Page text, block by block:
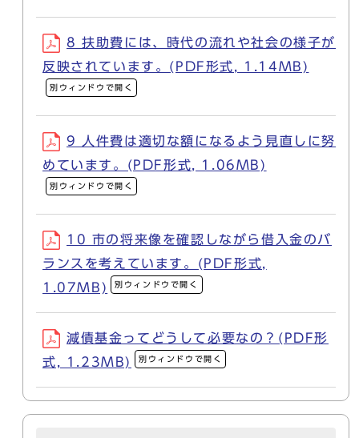
8 扶助費には、時代の流れや社会の様子が
反映されています。(PDF形式, 1.14MB)
別ウィンドウで開く
9 人件費は適切な額になるよう見直しに努
めています。(PDF形式, 1.06MB)
別ウィンドウで開く
10 市の将来像を確認しながら借入金のバ
ランスを考えています。(PDF形式,
1.07MB)
別ウィンドウで開く
減債基金ってどうして必要なの？(PDF形
式, 1.23MB)
別ウィンドウで開く